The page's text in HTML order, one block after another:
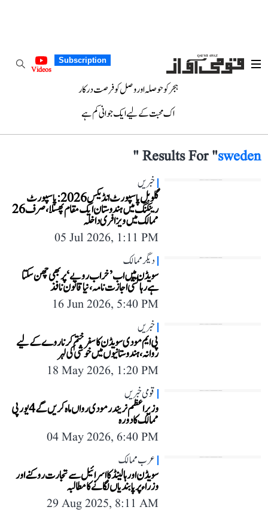
Subscription
Videos
ہجر کو حوصلہ اور وصل کو فرصت درکار
اک محبت کے لیے ایک جوانی کم ہے
Results For "sweden
"
خبریں
گلوبل پاسپورٹ انڈیکس 2026: پاسپورٹ
رینکنگ میں ہندوستان ایک مقام پھسلا، صرف 26
ممالک میں ویزا فری داخلہ
05 Jul 2026, 1:11 PM
دیگر ممالک
سویڈن میں اب ’خراب رویے‘ پر بھی چھن سکتا
ہے رہائشی اجازت نامہ، نیا قانون نافذ
16 Jun 2026, 5:40 PM
خبریں
پی ایم مودی سویڈن کا سفر ختم کر ناروے کے لیے
روانہ، ہندوستانیوں میں خوشی کی لہر
18 May 2026, 1:20 PM
قومی خبریں
وزیر اعظم نریندر مودی رواں ماہ کریں گے 4 یورپی
ممالک کا دورہ
04 May 2026, 6:40 PM
عرب ممالک
سویڈن اور ہالینڈ کا اسرائیل سے تجارت روکنے اور
وزراء پر پابندیاں لگانے کا مطالبہ
29 Aug 2025, 8:11 AM